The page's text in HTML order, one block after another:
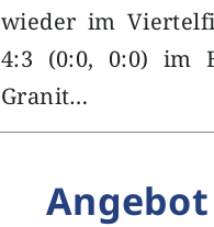
wieder im
4:3 (0:0, 0:0) im
Granit…